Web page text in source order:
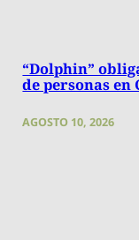
“Dolphin”
de personas en
AGOSTO 10, 2026